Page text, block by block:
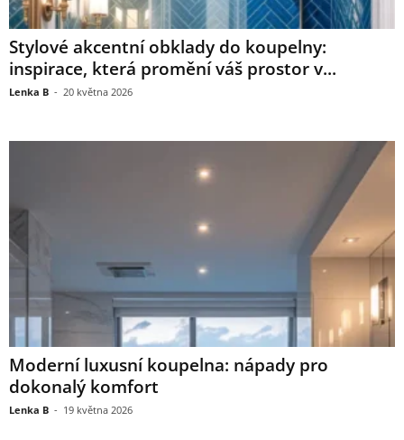
Stylové akcentní obklady do koupelny:
inspirace, která promění váš prostor v...
Lenka B - 20 května 2026
Moderní luxusní koupelna: nápady pro
dokonalý komfort
Lenka B - 19 května 2026